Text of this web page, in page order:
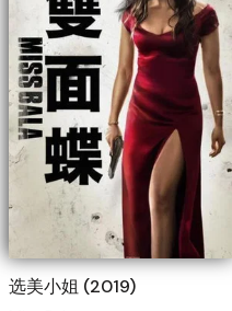
选美小姐 (2019)